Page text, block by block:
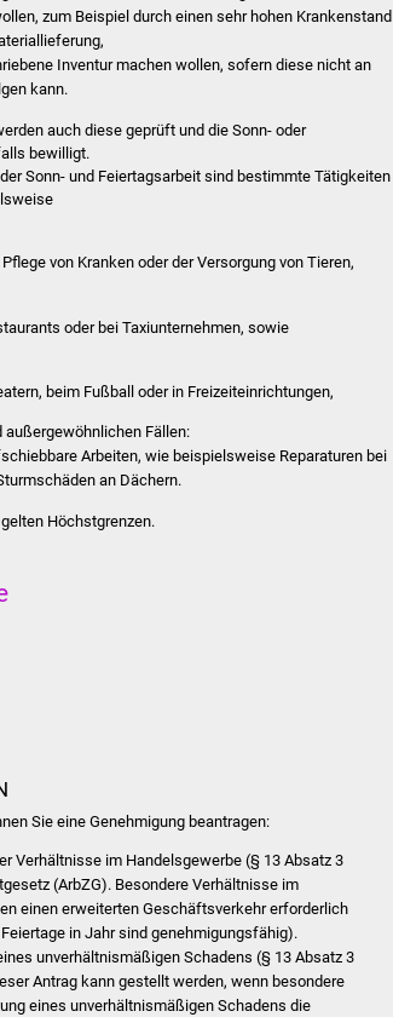
zum Beispiel durch einen sehr hohen Krankenstand
Inventur machen wollen, sofern diese nicht an
kann.
auch diese geprüft und die Sonn- oder
bewilligt.
Sonn- und Feiertagsarbeit sind bestimmte Tätigkeiten
von Kranken oder der Versorgung von Tieren,
oder bei Taxiunternehmen, sowie
beim Fußball oder in Freizeiteinrichtungen,
außergewöhnlichen Fällen:
Arbeiten, wie beispielsweise Reparaturen bei
an Dächern.
Höchstgrenzen.
Sie eine Genehmigung beantragen:
Verhältnisse im Handelsgewerbe (§ 13 Absatz 3
(ArbZG). Besondere Verhältnisse im
einen erweiterten Geschäftsverkehr erforderlich
in Jahr sind genehmigungsfähig).
unverhältnismäßigen Schadens (§ 13 Absatz 3
Antrag kann gestellt werden, wenn besondere
eines unverhältnismäßigen Schadens die